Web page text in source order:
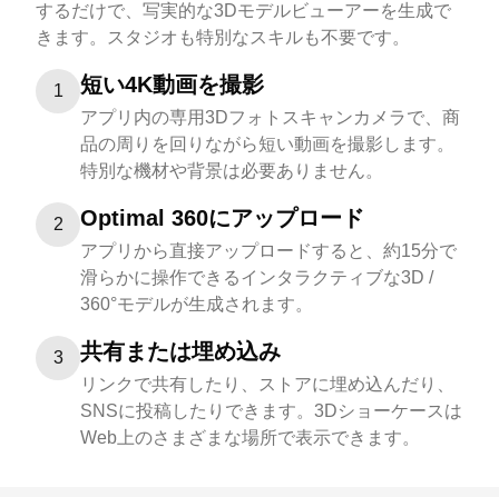
するだけで、写実的な3Dモデルビューアーを生成で
きます。スタジオも特別なスキルも不要です。
1 短い4K動画を撮影
アプリ内の専用3Dフォトスキャンカメラで、商
品の周りを回りながら短い動画を撮影します。
特別な機材や背景は必要ありません。
2 Optimal 360にアップロード
アプリから直接アップロードすると、約15分で
滑らかに操作できるインタラクティブな3D /
360°モデルが生成されます。
3 共有または埋め込み
リンクで共有したり、ストアに埋め込んだり、
SNSに投稿したりできます。3Dショーケースは
Web上のさまざまな場所で表示できます。